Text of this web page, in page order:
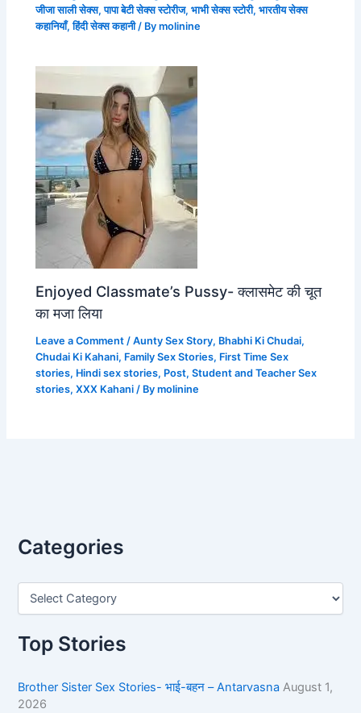
जीजा साली सेक्स,पापा बेटी सेक्स स्टोरीज,भाभी सेक्स स्टोरी,भारतीय सेक्स
कहानियाँ,हिंदी सेक्स कहानी/ Bymolinine
Enjoyed Classmate’s Pussy- क्लासमेट की चूत
का मजा लिया
Leave a Comment /Aunty Sex Story, Bhabhi Ki Chudai,
Chudai Ki Kahani, Family Sex Stories, First Time Sex
stories, Hindi sex stories, Post,Student and Teacher Sex
stories,XXX Kahani / Bymolinine
Categories
Top Stories
Brother Sister Sex Stories- भाई-बहन – Antarvasna August 1,
2026